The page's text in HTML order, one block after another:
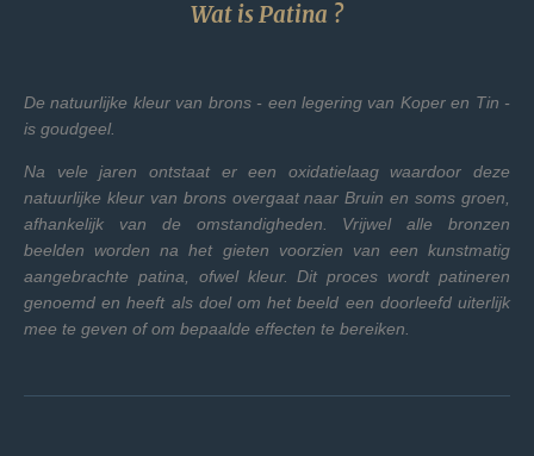
Wat is Patina ?
De natuurlijke kleur van brons - een legering van Koper en Tin -
is goudgeel.
Na vele jaren ontstaat er een oxidatielaag waardoor deze
natuurlijke kleur van brons overgaat naar Bruin en soms groen,
afhankelijk van de omstandigheden. Vrijwel alle bronzen
beelden worden na het gieten voorzien van een kunstmatig
aangebrachte patina, ofwel kleur. Dit proces wordt patineren
genoemd en heeft als doel om het beeld een doorleefd uiterlijk
mee te geven of om bepaalde effecten te bereiken.